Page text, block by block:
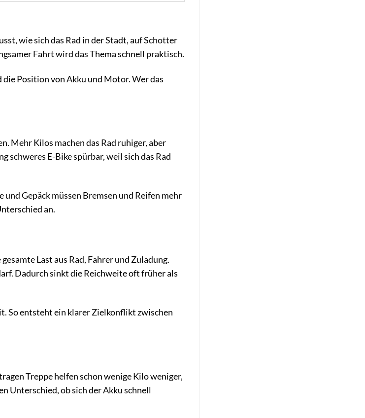
wie sich das Rad in der Stadt, auf Schotter
Fahrt wird das Thema schnell praktisch.
Position von Akku und Motor. Wer das
Mehr Kilos machen das Rad ruhiger, aber
E-Bike spürbar, weil sich das Rad
Gepäck müssen Bremsen und Reifen mehr
an.
Last aus Rad, Fahrer und Zuladung.
Dadurch sinkt die Reichweite oft früher als
So entsteht ein klarer Zielkonflikt zwischen
Treppe helfen schon wenige Kilo weniger,
Unterschied, ob sich der Akku schnell